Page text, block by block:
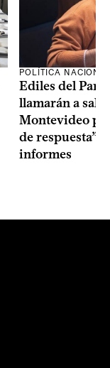
POLÍTICA
Ediles del
llamarán a sala
Montevideo
de respuesta”
informes